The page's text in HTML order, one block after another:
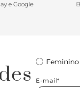
e Google
Feminino
E-mail*